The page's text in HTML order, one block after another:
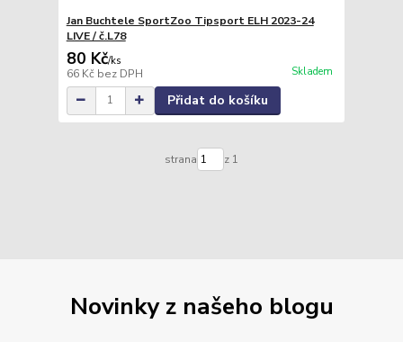
Jan Buchtele SportZoo Tipsport ELH 2023-24
LIVE / č.L78
80 Kč/ks
66 Kč bez DPH Skladem
Přidat do košíku
strana z 1
Novinky z našeho blogu